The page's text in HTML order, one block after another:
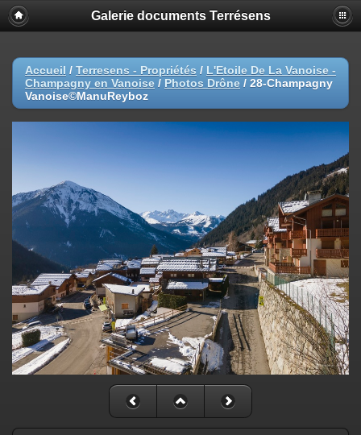
Galerie documents Terrésens
Accueil / Terresens - Propriétés / L'Etoile De La Vanoise -
Champagny en Vanoise / Photos Drône / 28-Champagny
Vanoise©ManuReyboz